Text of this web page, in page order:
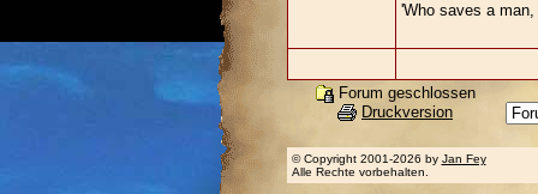
'Who saves a
Forum geschlossen
Druckversion
© Copyright 2001-2026 by Jan Fey
Alle Rechte vorbehalten.